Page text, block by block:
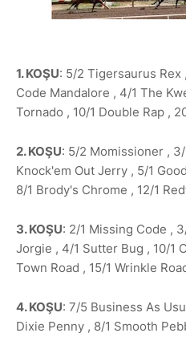
1. KOŞU: 5/2 Tigersaurus Rex
Code Mandalore , 4/1 The
Tornado , 10/1 Double Rap ,
2. KOŞU: 5/2 Momissioner ,
Knock'em Out Jerry , 5/1
8/1 Brody's Chrome , 12/1
3. KOŞU: 2/1 Missing Code ,
Jorgie , 4/1 Sutter Bug , 10/1
Town Road , 15/1 Wrinkle
4. KOŞU: 7/5 Business As
Dixie Penny , 8/1 Smooth